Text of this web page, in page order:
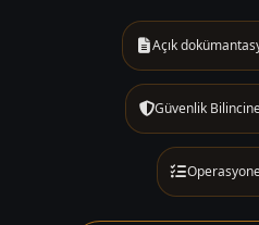
Açık
Güvenlik